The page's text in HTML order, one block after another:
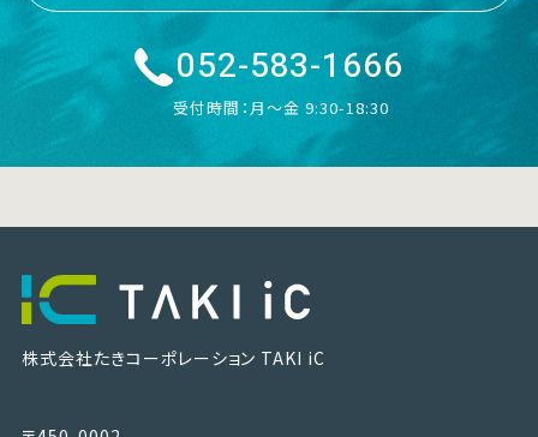
052-583-1666
受付時間：月〜金 9:30-18:30
株式会社たきコーポレーション TAKI iC